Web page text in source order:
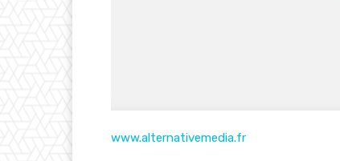
www.alternativemedia.fr